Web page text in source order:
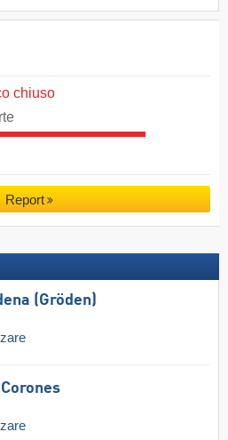
chiuso
Report
(Gröden)